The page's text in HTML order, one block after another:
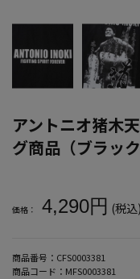
アントニオ猪木
グ商品（ブラック
価格： 4,290円 (税込)
商品番号： CFS0003381
商品コード： MFS0003381